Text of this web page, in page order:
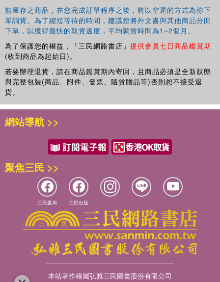
無庫存之商品，在您完成訂單程序之後，將以空運的方式為你下
單調貨。為了縮短等待的時間，建議您將外文書與其他商品分開
下單，以獲得最快的取貨速度，平均調貨時間為1~2個月。
為了保護您的權益，「三民網路書店」 提供會員七日商品鑑賞期
(收到商品為起始日)。
若要辦理退貨，請在商品鑑賞期內寄回，且商品必須是全新狀態
與完整包裝(商品、附件、發票、隨貨贈品等)否則恕不接受退
貨。
網站導航 >>
聚焦三民 >>
三民書局 三民出版
本站著作權屬弘雅三民圖書股份有限公司